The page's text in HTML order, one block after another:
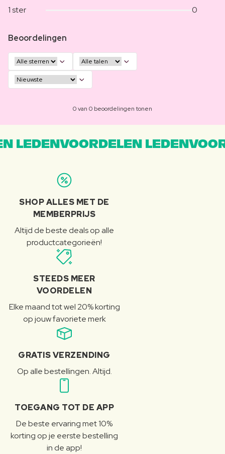
1 ster
0
Beoordelingen
0 van 0 beoordelingen tonen
LEDENVOORDELEN
SHOP ALLES MET DE
MEMBERPRIJS
Altijd de beste deals op alle
productcategorieën!
STEEDS MEER
VOORDELEN
Elke maand tot wel 20% korting
op jouw favoriete merk
GRATIS VERZENDING
Op alle bestellingen. Altijd.
TOEGANG TOT DE APP
De beste ervaring met 10%
korting op je eerste bestelling
in de app!